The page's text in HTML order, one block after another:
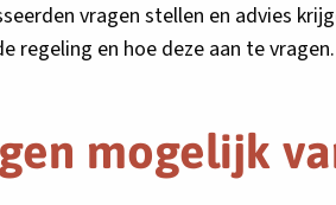
vragen stellen en advies
regeling en hoe deze aan te vragen.
mogelijk